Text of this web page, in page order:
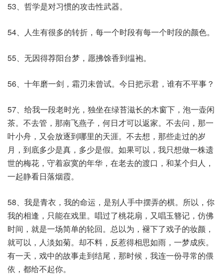
53、哲学是对习惯的攻击性武器。
54、人生有很多的转折，每一个时段有每一个时段的颜色。
55、无因得荐阳台梦，愿拂馀香到缊袍。
56、⼗年磨⼀剑，霜刃未曾试。今⽇把⽰君，谁有不平事？
57、给我一段老时光，独坐在绿苔滋长的木窗下，泡一壶闲
茶。不去管，那南飞燕子，何日才可以返家。不去问，那一
叶小舟，又会放逐到哪里的天涯。不去想，那些走过的岁
月，到底多少是真，多少是假。如果可以，我只想做一株遗
世的梅花，守着寂寞的年华，在老去的渡口，和某个归人，
一起静看日落烟霞。
58、我是青衣，我的命运，是别人手中摆弄的棋。所以，你
我的相逢，只能在戏里。唱过了桃花扇，又唱玉簪记，仿佛
时间，就是一场简单的轮回。总以为，褪下了戏子的妆颜，
就可以，人淡如菊。却不料，反惹得相思如雨，一梦成疾。
有一天，戏中的故事走到结尾，那时候，我连一份寻常的偎
依，都给不起你。